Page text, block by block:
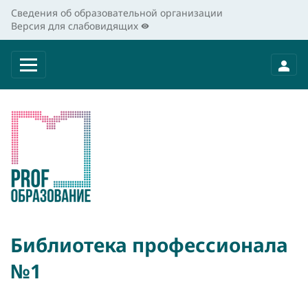
Сведения об образовательной организации
Версия для слабовидящих
Библиотека профессионала
№1